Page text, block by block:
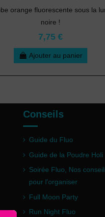
orange fluorescente sous la
noire !
7,75 €
Ajouter au panier
Conseils
Guide du Fluo
Guide de la Poudre Holi
Soirée Fluo, Nos
pour l'organiser
Full Moon Party
Run Night Fluo